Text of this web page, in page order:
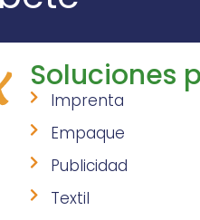
Soluciones
Imprenta
Empaque
Publicidad
Textil